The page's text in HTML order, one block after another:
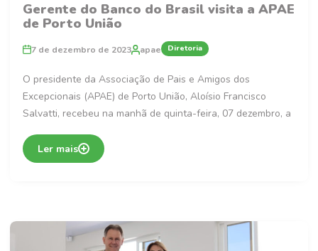
Gerente do Banco do Brasil visita a APAE
de Porto União
7 de dezembro de 2023 apae Diretoria
O presidente da Associação de Pais e Amigos dos
Excepcionais (APAE) de Porto União, Aloísio Francisco
Salvatti, recebeu na manhã de quinta-feira, 07 dezembro, a
Ler mais